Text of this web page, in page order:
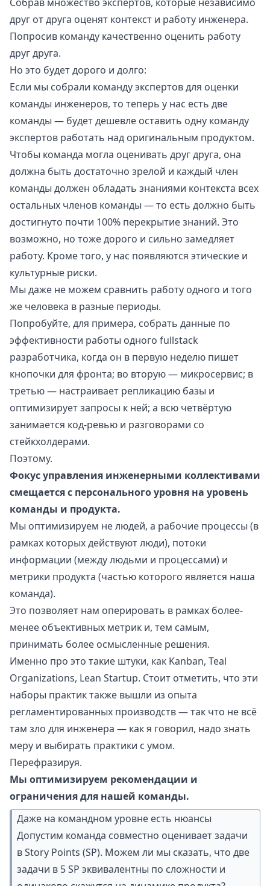
друг от друга оценят контекст и работу инженера.
Попросив команду качественно оценить работу
друг друга.
Но это будет дорого и долго:
Если мы собрали команду экспертов для оценки
команды инженеров, то теперь у нас есть две
команды — будет дешевле оставить одну команду
экспертов работать над оригинальным продуктом.
Чтобы команда могла оценивать друг друга, она
должна быть достаточно зрелой и каждый член
команды должен обладать знаниями контекста всех
остальных членов команды — то есть должно быть
достигнуто почти 100% перекрытие знаний. Это
возможно, но тоже дорого и сильно замедляет
работу. Кроме того, у нас появляются этические и
культурные риски.
Мы даже не можем сравнить работу одного и того
же человека в разные периоды.
Попробуйте, для примера, собрать данные по
эффективности работы одного fullstack
разработчика, когда он в первую неделю пишет
кнопочки для фронта; во вторую — микросервис; в
третью — настраивает репликацию базы и
оптимизирует запросы к ней; а всю четвёртую
занимается код-ревью и разговорами со
стейкхолдерами.
Поэтому.
Фокус управления инженерными коллективами
смещается с персонального уровня на уровень
команды и продукта.
Мы оптимизируем не людей, а рабочие процессы (в
рамках которых действуют люди), потоки
информации (между людьми и процессами) и
метрики продукта (частью которого является наша
команда).
Это позволяет нам оперировать в рамках более-
менее объективных метрик и, тем самым,
принимать более осмысленные решения.
Именно про это такие штуки, как Kanban, Teal
Organizations, Lean Startup. Стоит отметить, что эти
наборы практик также вышли из опыта
регламентированных производств — так что не всё
там зло для инженера — как я говорил, надо знать
меру и выбирать практики с умом.
Перефразируя.
Мы оптимизируем рекомендации и
ограничения для нашей команды.
Даже на командном уровне есть нюансы
Допустим команда совместно оценивает задачи
вStory Points (SP). Можем ли мы сказать, что две
задачи в 5 SP эквивалентны по сложности и